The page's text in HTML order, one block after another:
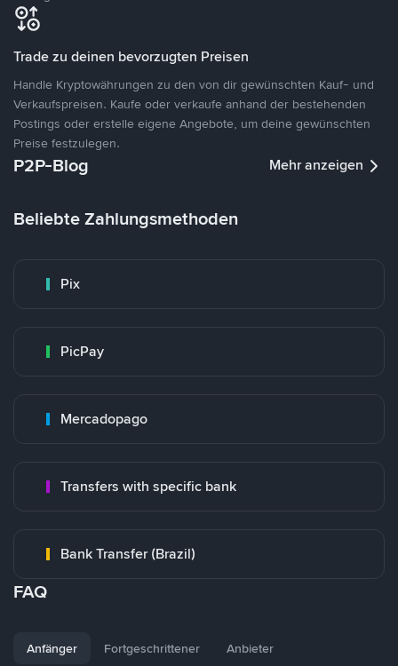
Trade zu deinen bevorzugten Preisen
Handle Kryptowährungen zu den von dir gewünschten Kauf- und
Verkaufspreisen. Kaufe oder verkaufe anhand der bestehenden
Postings oder erstelle eigene Angebote, um deine gewünschten
Preise festzulegen.
P2P-Blog Mehr anzeigen
Beliebte Zahlungsmethoden
Pix
PicPay
Mercadopago
Transfers with specific bank
Bank Transfer (Brazil)
FAQ
Anfänger Fortgeschrittener Anbieter